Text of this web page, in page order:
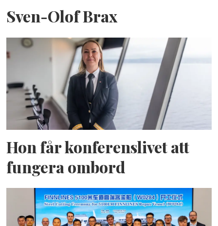
Sven-Olof Brax
Hon får konferenslivet att
fungera ombord